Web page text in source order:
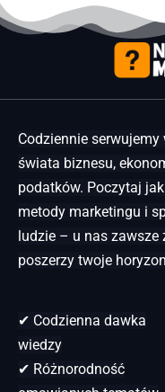
Codziennie
świata biznesu,
podatków. Poczytaj
metody marketingu i
ludzie – u nas zawsze
poszerzy twoje
✔ Codzienna dawka
wiedzy
✔ Różnorodność